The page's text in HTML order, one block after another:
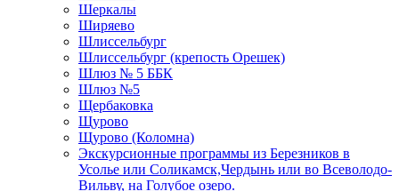
Шеркалы
Ширяево
Шлиссельбург
Шлиссельбург (крепость Орешек)
Шлюз № 5 ББК
Шлюз №5
Щербаковка
Щурово
Щурово (Коломна)
Экскурсионные программы из Березников в
Усолье или Соликамск,Чердынь или во Всеволодо-
Вильву, на Голубое озеро.